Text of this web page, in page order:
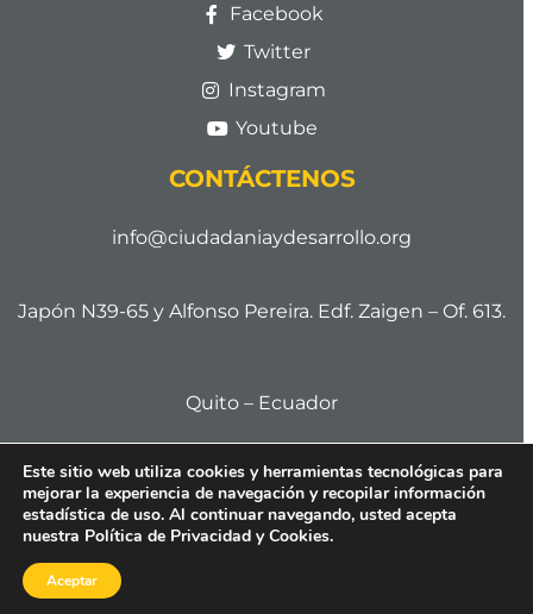
Facebook
Twitter
Instagram
Youtube
CONTÁCTENOS
info@ciudadaniaydesarrollo.org
Japón N39-65 y Alfonso Pereira. Edf. Zaigen – Of. 613.
Quito – Ecuador
Cod. Postal 170506
Este sitio web utiliza cookies y herramientas tecnológicas para
mejorar la experiencia de navegación y recopilar información
estadística de uso. Al continuar navegando, usted acepta
nuestra Política de Privacidad y Cookies.
Aceptar